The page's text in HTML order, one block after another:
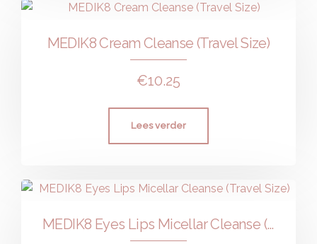
MEDIK8 Cream Cleanse (Travel Size)
€10.25
Lees verder
MEDIK8 Eyes Lips Micellar Cleanse (Travel Size)